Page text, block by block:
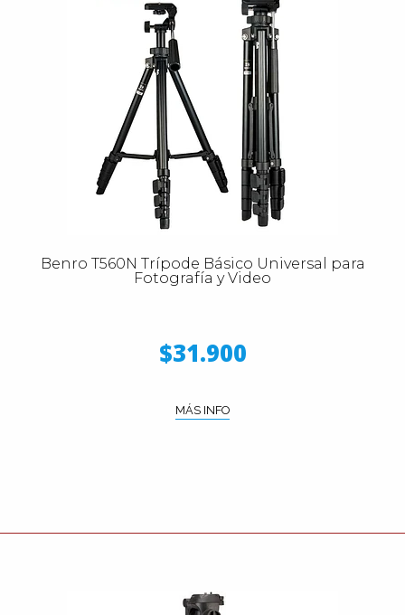
Benro T560N Trípode Básico Universal para
Fotografía y Video
$31.900
MÁS INFO